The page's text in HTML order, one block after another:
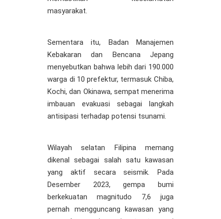
masyarakat.
Sementara itu, Badan Manajemen
Kebakaran dan Bencana Jepang
menyebutkan bahwa lebih dari 190.000
warga di 10 prefektur, termasuk Chiba,
Kochi, dan Okinawa, sempat menerima
imbauan evakuasi sebagai langkah
antisipasi terhadap potensi tsunami.
Wilayah selatan Filipina memang
dikenal sebagai salah satu kawasan
yang aktif secara seismik. Pada
Desember 2023, gempa bumi
berkekuatan magnitudo 7,6 juga
pernah mengguncang kawasan yang